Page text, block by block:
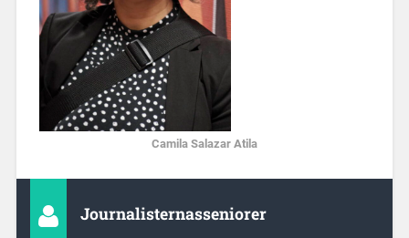
Camila Salazar Atila
Journalisternasseniorer